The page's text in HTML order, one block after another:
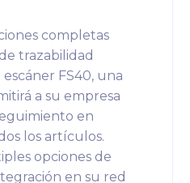
completas
trazabilidad
FS40, una
a su empresa
en
los artículos.
opciones de
en su red